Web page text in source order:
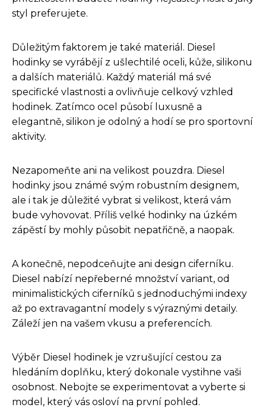
styl preferujete.
Důležitým faktorem je také materiál. Diesel
hodinky se vyrábějí z ušlechtilé oceli, kůže, silikonu
a dalších materiálů. Každý materiál má své
specifické vlastnosti a ovlivňuje celkový vzhled
hodinek. Zatímco ocel působí luxusně a
elegantně, silikon je odolný a hodí se pro sportovní
aktivity.
Nezapomeňte ani na velikost pouzdra. Diesel
hodinky jsou známé svým robustním designem,
ale i tak je důležité vybrat si velikost, která vám
bude vyhovovat. Příliš velké hodinky na úzkém
zápěstí by mohly působit nepatřičně, a naopak.
A konečně, nepodceňujte ani design ciferníku.
Diesel nabízí nepřeberné množství variant, od
minimalistických ciferníků s jednoduchými indexy
až po extravagantní modely s výraznými detaily.
Záleží jen na vašem vkusu a preferencích.
Výběr Diesel hodinek je vzrušující cestou za
hledáním doplňku, který dokonale vystihne vaši
osobnost. Nebojte se experimentovat a vyberte si
model, který vás osloví na první pohled.